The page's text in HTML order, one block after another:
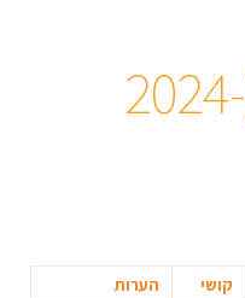
עונה שלישית (2024-
קושי הערות